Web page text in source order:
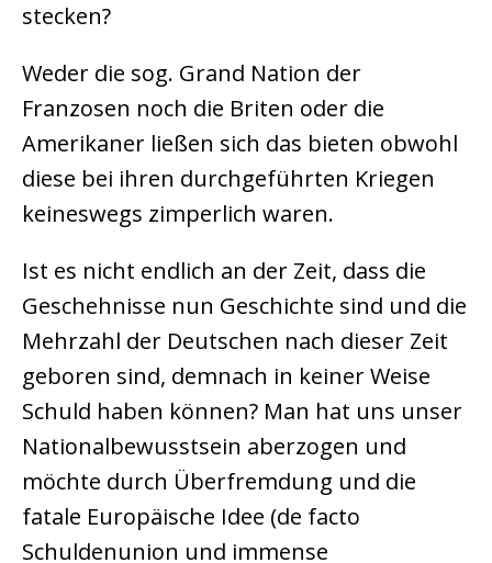
stecken?
Weder die sog. Grand Nation der
Franzosen noch die Briten oder die
Amerikaner ließen sich das bieten obwohl
diese bei ihren durchgeführten Kriegen
keineswegs zimperlich waren.
Ist es nicht endlich an der Zeit, dass die
Geschehnisse nun Geschichte sind und die
Mehrzahl der Deutschen nach dieser Zeit
geboren sind, demnach in keiner Weise
Schuld haben können? Man hat uns unser
Nationalbewusstsein aberzogen und
möchte durch Überfremdung und die
fatale Europäische Idee (de facto
Schuldenunion und immense